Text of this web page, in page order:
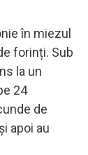
în miezul
forinți. Sub
la un
24
de
apoi au